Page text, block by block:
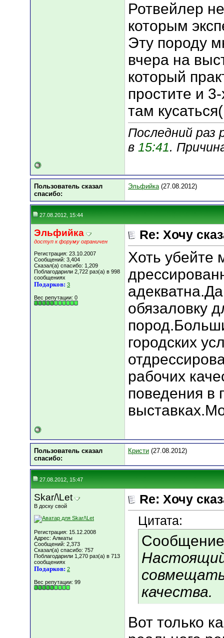
Ротвейлер
которым
Эту породу
вчера на
который
простите и
там кусаться(
Последний раз
в 15:41.
Пользователь сказал
cпасибо:
Эльфийка(27.08.2012)
27.08.2012, 15:44
Эльфийка
доступ к форуму ограничен
Регистрация: 23.10.2007
Сообщений: 3,404
Сказал(а) спасибо: 1,209
Поблагодарили 2,722 раз(а) в 998
сообщениях
Подарков: 3
Вес репутации: 0
Re: Хочу
Хоть убейте
обязаловку
городских
рабочих
поведения в
Пользователь сказал
cпасибо:
Кристи (27.08.2012)
27.08.2012, 15:47
Skar/\Let
В доску свой
Регистрация: 15.12.2008
Адрес: Алматы
Сообщений: 2,373
Сказал(а) спасибо: 757
Поблагодарили 1,270 раз(а) в 713
сообщениях
Подарков: 2
Вес репутации: 99
Re: Хочу
Цитата:
качества.
Вот только